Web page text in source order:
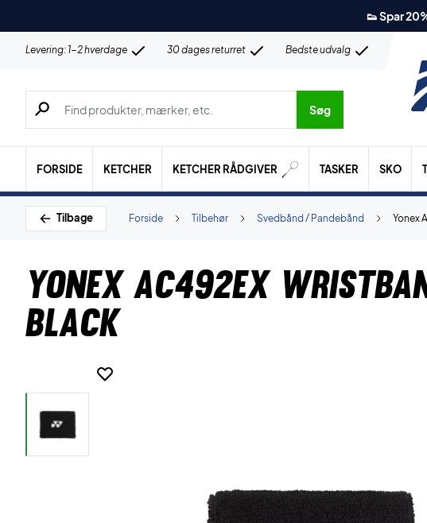
👟 Spar
Levering: 1-2 hverdage 30 dages returret Bedste udvalg
Søg efter produkter, mærker etc.
Søg
FORSIDE KETCHER KETCHER RÅDGIVER TASKER SKO
Tilbage Yonex
Svedbånd / Pandebånd
Tilbehør
Forside
Yonex AC492EX
Black